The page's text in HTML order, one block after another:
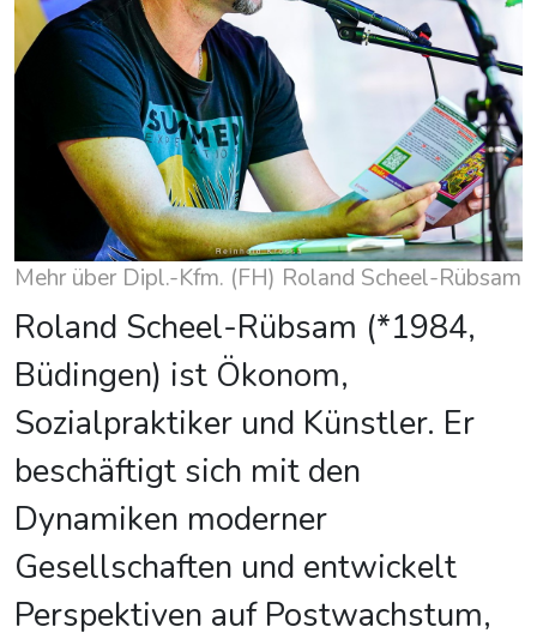
Mehr über Dipl.-Kfm. (FH) Roland Scheel-Rübsam
Roland Scheel-Rübsam (*1984,
Büdingen) ist Ökonom,
Sozialpraktiker und Künstler. Er
beschäftigt sich mit den
Dynamiken moderner
Gesellschaften und entwickelt
Perspektiven auf Postwachstum,